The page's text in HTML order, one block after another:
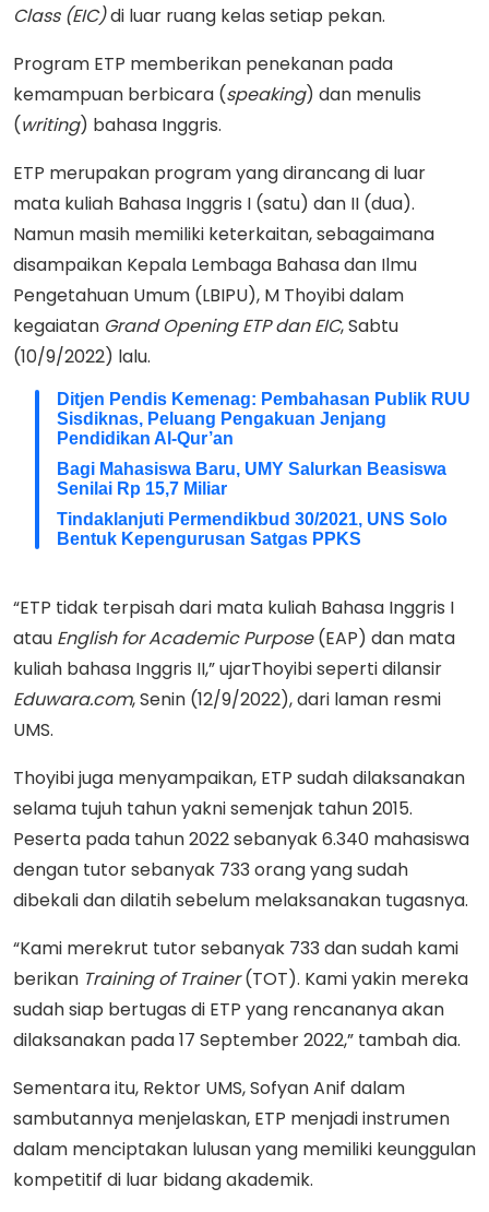
Class (EIC)di luar ruang kelas setiap pekan.
Program ETP memberikan penekanan pada
kemampuan berbicara (speaking) dan menulis
(writing) bahasa Inggris.
ETP merupakan program yang dirancang di luar
mata kuliah Bahasa Inggris I (satu) dan II (dua).
Namun masih memiliki keterkaitan, sebagaimana
disampaikan Kepala Lembaga Bahasa dan Ilmu
Pengetahuan Umum (LBIPU), M Thoyibi dalam
kegaiatan Grand Opening ETP dan EIC, Sabtu
(10/9/2022) lalu.
Ditjen Pendis Kemenag: Pembahasan Publik RUU
Sisdiknas, Peluang Pengakuan Jenjang
Pendidikan Al-Qur’an
Bagi Mahasiswa Baru, UMY Salurkan Beasiswa
Senilai Rp 15,7 Miliar
Tindaklanjuti Permendikbud 30/2021, UNS Solo
Bentuk Kepengurusan Satgas PPKS
“ETP tidak terpisah dari mata kuliah Bahasa Inggris I
atau English for Academic Purpose(EAP) dan mata
kuliah bahasa Inggris II,” ujarThoyibi seperti dilansir
Eduwara.com, Senin (12/9/2022), dari laman resmi
UMS.
Thoyibi juga menyampaikan, ETP sudah dilaksanakan
selama tujuh tahun yakni semenjak tahun 2015.
Peserta pada tahun 2022 sebanyak 6.340 mahasiswa
dengan tutor sebanyak 733 orang yang sudah
dibekali dan dilatih sebelum melaksanakan tugasnya.
“Kami merekrut tutor sebanyak 733 dan sudah kami
berikan Training of Trainer(TOT). Kami yakin mereka
sudah siap bertugas di ETP yang rencananya akan
dilaksanakan pada 17 September 2022,” tambah dia.
Sementara itu, Rektor UMS, Sofyan Anif dalam
sambutannya menjelaskan, ETP menjadi instrumen
dalam menciptakan lulusan yang memiliki keunggulan
kompetitif di luar bidang akademik.